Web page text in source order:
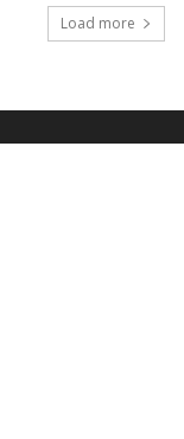
Load more